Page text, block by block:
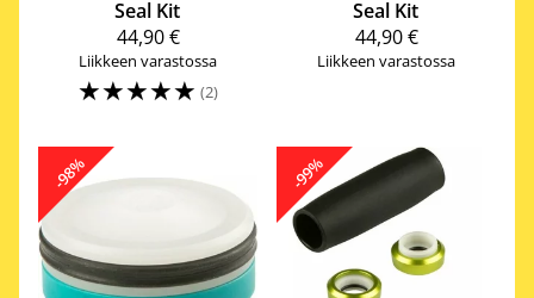
Seal Kit
44,90 €
Liikkeen varastossa
☆☆☆☆☆ (2)
Seal Kit
44,90 €
Liikkeen varastossa
-98% -99%